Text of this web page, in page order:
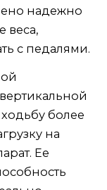
надежно
веса,
с педалями.
более
на
Ее